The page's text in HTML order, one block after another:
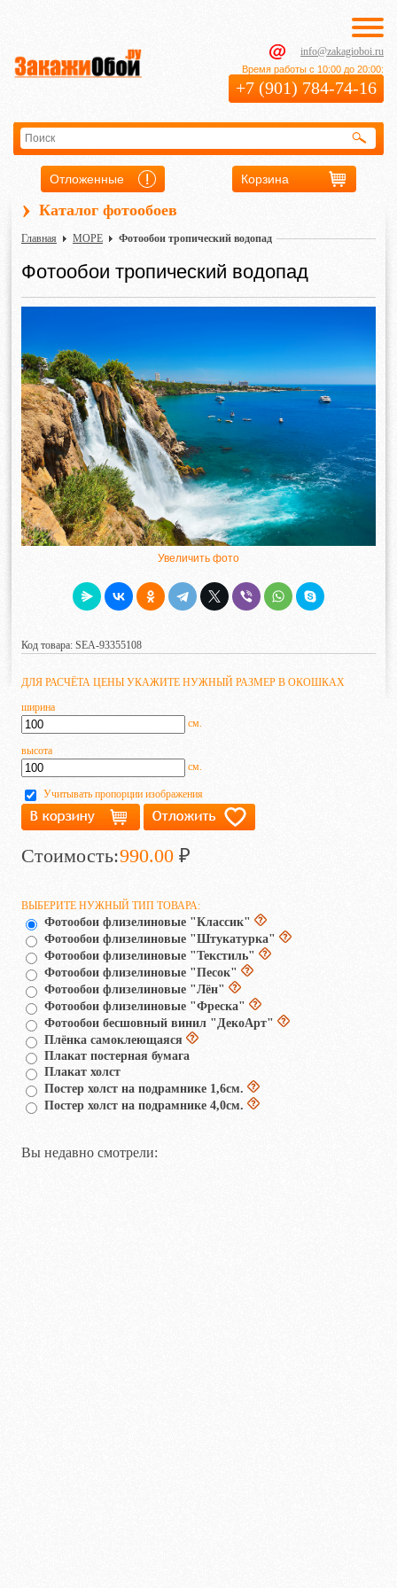
info@zakagioboi.ru
Время работы с 10:00 до 20:00:
+7 (901) 784-74-16
Отложенные Корзина
› Каталог фотообоев
Главная МОРЕ Фотообои тропический водопад
Фотообои тропический водопад
Увеличить фото
Код товара: SEA-93355108
ДЛЯ РАСЧЁТА ЦЕНЫ УКАЖИТЕ НУЖНЫЙ РАЗМЕР В ОКОШКАХ
ширина
см.
высота
см.
Учитывать пропорции изображения
Стоимость:990.00 ₽
ВЫБЕРИТЕ НУЖНЫЙ ТИП ТОВАРА:
Фотообои флизелиновые "Классик"
Фотообои флизелиновые "Штукатурка"
Фотообои флизелиновые "Текстиль"
Фотообои флизелиновые "Песок"
Фотообои флизелиновые "Лён"
Фотообои флизелиновые "Фреска"
Фотообои бесшовный винил "ДекоАрт"
Плёнка самоклеющаяся
Плакат постерная бумага
Плакат холст
Постер холст на подрамнике 1,6см.
Постер холст на подрамнике 4,0см.
Вы недавно смотрели: